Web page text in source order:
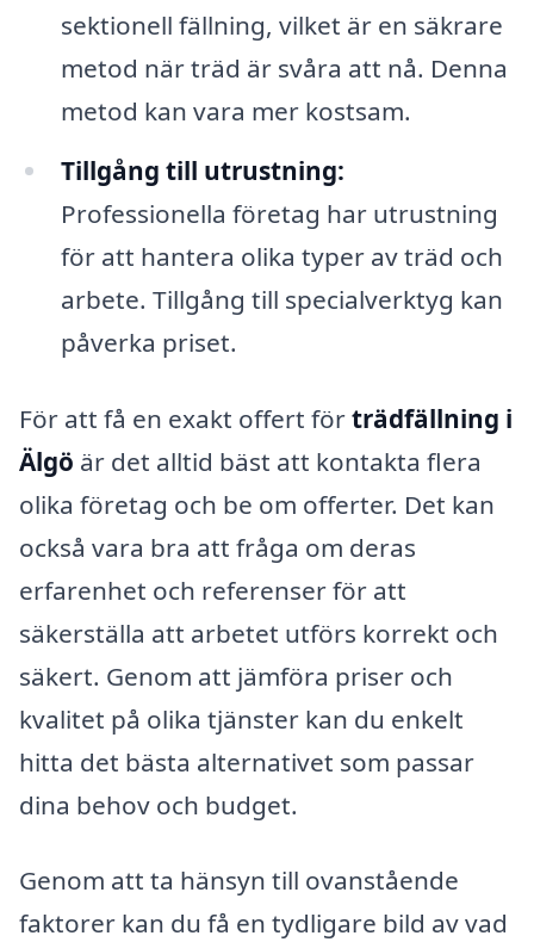
sektionell fällning, vilket är en säkrare
metod när träd är svåra att nå. Denna
metod kan vara mer kostsam.
Tillgång till utrustning:
Professionella företag har utrustning
för att hantera olika typer av träd och
arbete. Tillgång till specialverktyg kan
påverka priset.
För att få en exakt offert förträdfällning i
Älgö är det alltid bäst att kontakta flera
olika företag och be om offerter. Det kan
också vara bra att fråga om deras
erfarenhet och referenser för att
säkerställa att arbetet utförs korrekt och
säkert. Genom att jämföra priser och
kvalitet på olika tjänster kan du enkelt
hitta det bästa alternativet som passar
dina behov och budget.
Genom att ta hänsyn till ovanstående
faktorer kan du få en tydligare bild av vad